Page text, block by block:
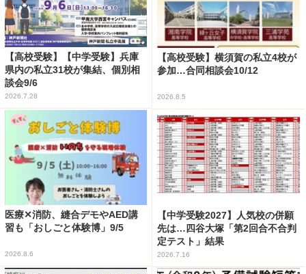
【高校受験】【中学受験】兵庫
県内の私立31校が集結、個別相
談会9/6
2026.7.28
【高校受験】横須賀の私立4校が
参加…合同相談会10/12
2026.8.5
医療✕消防、縫合デモやAED講
習も「おしごと体験博」9/5
2026.8.6
【中学受験2027】人気校の併願
先は…四谷大塚「第2回合不合判
定テスト」結果
2026.7.16